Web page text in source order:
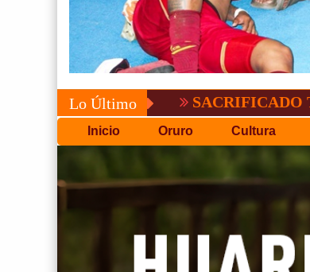
Lo ÚltimoSACRIFICADO TRIUNFO
Inicio Oruro Cultura